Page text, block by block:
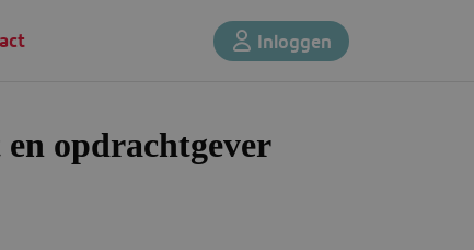
Inloggen
opdrachtgever